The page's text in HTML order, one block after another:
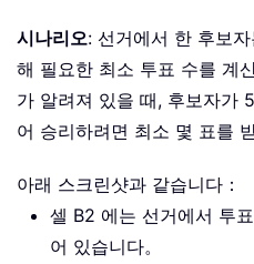
시나리오: 선거에서 한 후보
해 필요한 최소 투표 수를 계
가 알려져 있을 때, 후보자가
어 승리하려면 최소 몇 표를
아래 스크린샷과 같습니다：
셀 B2 에는 선거에서 투
어 있습니다。